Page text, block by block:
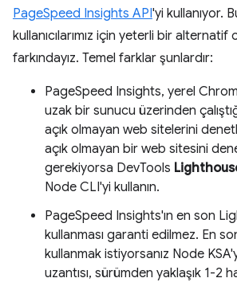
PageSpeed Insights API'yi kullanıyor.
kullanıcılarımız için yeterli bir alternatif
farkındayız. Temel farklar şunlardır:
PageSpeed Insights, yerel
uzak bir sunucu üzerinden
açık olmayan web sitelerini
açık olmayan bir web sitesini
gerekiyorsa DevTools
Node CLI'yi kullanın.
PageSpeed Insights'ın en son
kullanması garanti edilmez. En
kullanmak istiyorsanız Node
uzantısı, sürümden yaklaşık 1-2